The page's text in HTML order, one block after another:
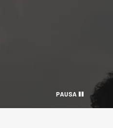
PAUSA